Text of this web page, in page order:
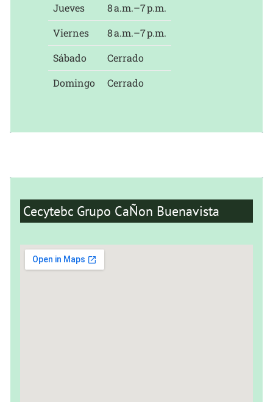
Jueves
8 a.m.–7 p.m.
Viernes
8 a.m.–7 p.m.
Sábado
Cerrado
Domingo
Cerrado
Cecytebc Grupo CaÑon Buenavista